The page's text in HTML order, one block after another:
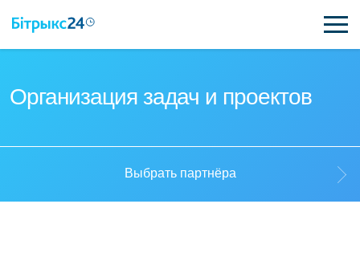
Организация задач и проектов
Выбрать партнёра